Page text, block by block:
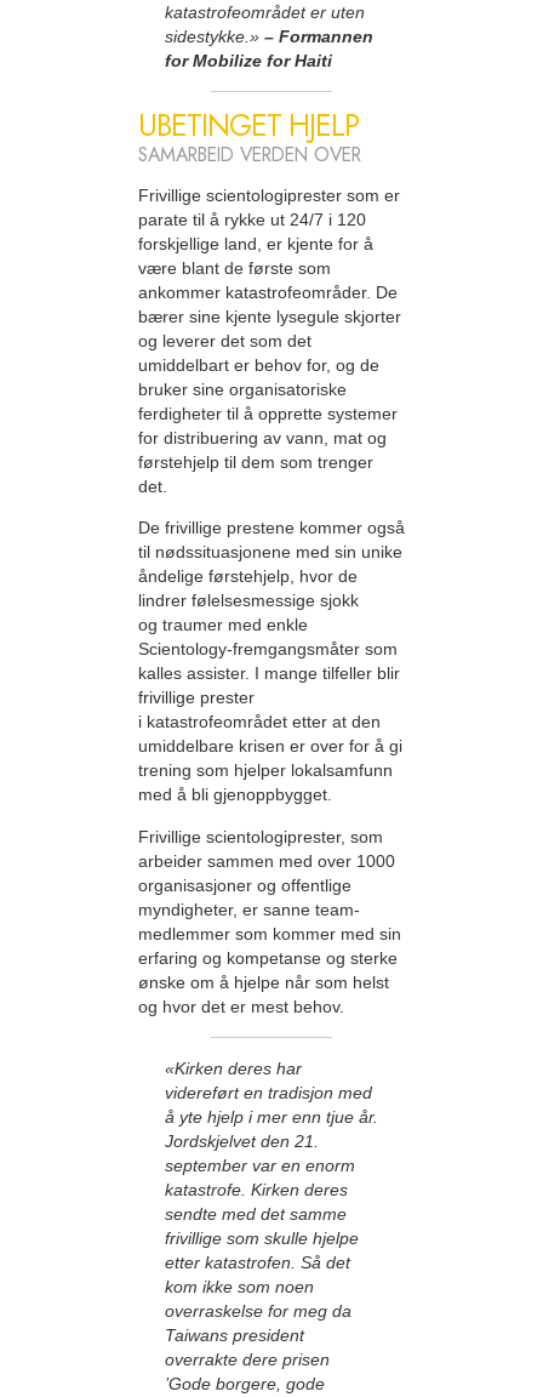
katastrofeområdet er uten
sidestykke.» – Formannen
for Mobilize for Haiti
UBETINGET HJELP
SAMARBEID VERDEN OVER
Frivillige scientologiprester som er
parate til å rykke ut 24/7 i 120
forskjellige land, er kjente for å
være blant de første som
ankommer katastrofeområder. De
bærer sine kjente lysegule skjorter
og leverer det som det
umiddelbart er behov for, og de
bruker sine organisatoriske
ferdigheter til å opprette systemer
for distribuering av vann, mat og
førstehjelp til dem som trenger
det.
De frivillige prestene kommer også
til nøds­situasjonene med sin unike
åndelige førstehjelp, hvor de
lindrer følelsesmessige sjokk
og traumer med enkle
Scientology-fremgangsmåter som
kalles assister. I mange tilfeller blir
frivillige prester
i katastrofeområdet etter at den
umiddelbare krisen er over for å gi
trening som hjelper lokalsamfunn
med å bli gjenoppbygget.
Frivillige scientologiprester, som
arbeider sammen med over 1000
organisasjoner og offentlige
myndigheter, er sanne team-
medlemmer som kommer med sin
erfaring og kompetanse og sterke
ønske om å hjelpe når som helst
og hvor det er mest behov.
«Kirken deres har
videreført en tradisjon med
å yte hjelp i mer enn tjue år.
Jordskjelvet den 21.
september var en enorm
katastrofe. Kirken deres
sendte med det samme
frivillige som skulle hjelpe
etter katastrofen. Så det
kom ikke som noen
overraskelse for meg da
Taiwans president
overrakte dere prisen
’Gode borgere, gode